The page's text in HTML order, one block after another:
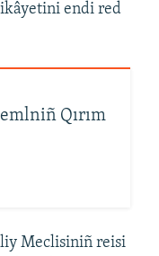
endi red
Qırım
Meclisiniñ reisi